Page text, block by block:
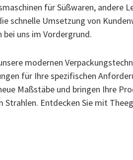
für Süßwaren, andere
schnelle Umsetzung von
uns im Vordergrund.
modernen
für Ihre spezifischen
Maßstäbe und bringen Ihre
Strahlen. Entdecken Sie mit